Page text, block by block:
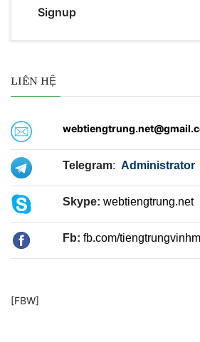
Signup
LIÊN HỆ
Telegram: Administrator
Skype: webtiengtrung.net
Fb: fb.com/
[FBW]